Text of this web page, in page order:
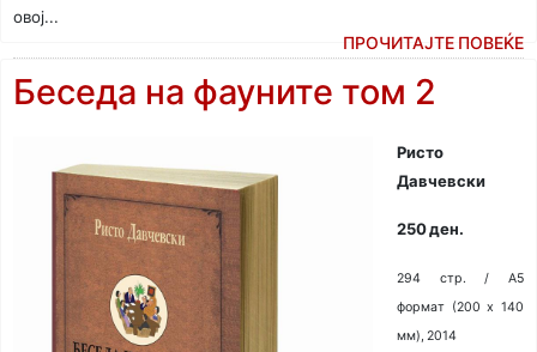
овој...
ПРОЧИТАЈТЕ ПОВЕЌЕ
Беседа на фауните том 2
Ристо
Давчевски
250 ден.
294 стр. / A5
формат (200 x 140
мм), 2014